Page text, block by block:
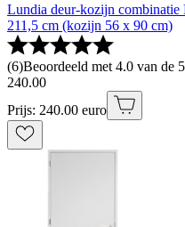
Lundia deur-kozijn
211,5 cm (kozijn 56 x 90 cm)
(6)Beoordeeld met 4.0 van de
240.00
Prijs: 240.00 euro